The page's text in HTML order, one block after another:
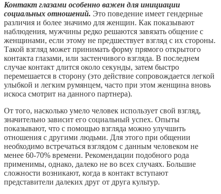
Контакт глазами особенно важен для инициации
социальных отношений. Это поведение имеет гендерные
различия и более значимо для женщин. Как показывают
наблюдения, мужчины редко решаются завязать общение с
женщинами, если этому не предшествует взгляд с их стороны.
Такой взгляд может принимать форму прямого открытого
контакта глазами, или застенчивого взгляда. В последнем
случае контакт длится около секунды, затем быстро
перемешается в сторону (это действие сопровождается легкой
улыбкой и легким румянцем, часто при этом женщина вновь
искоса смотрит на данного партнера).
От того, насколько умело человек использует свой взгляд,
значительно зависит его социальный успех. Опыты
показывают, что с помощью взгляда можно улучшить
отношения с другими людьми. Для этого при общении
необходимо встречаться взглядом с данным человеком не
менее 60-70% времени. Рекомендации подобного рода
применимы, однако, далеко не во всех случаях. Большие
сложности возникают, когда в контакт вступают
представители далеких друг от друга культур.